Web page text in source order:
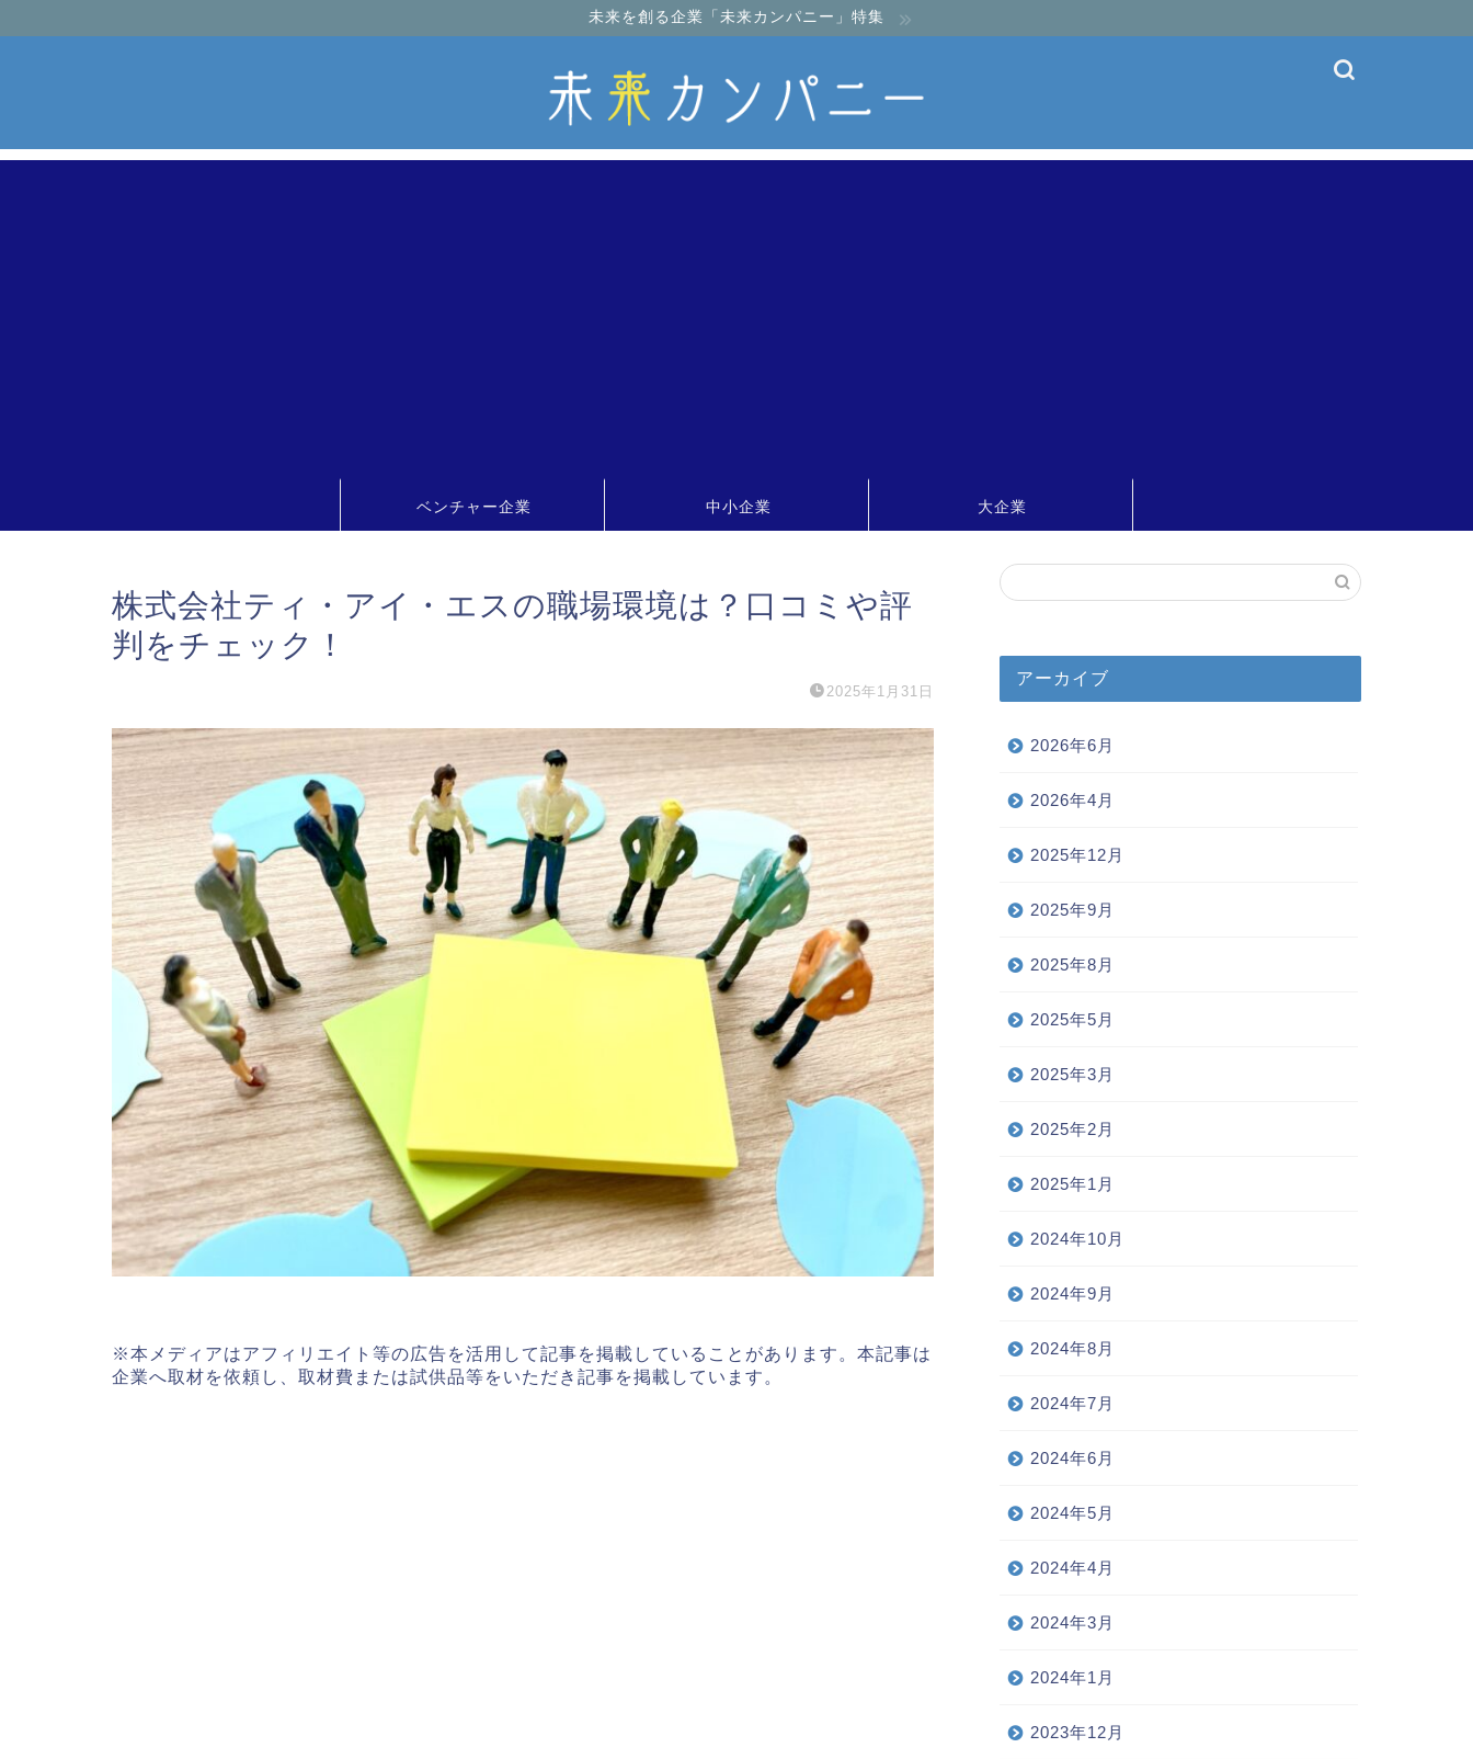
未来を創る企業「未来カンパニー」特集
ベンチャー企業 中小企業 大企業
株式会社ティ・アイ・エスの職場環境は？口コミや評
判をチェック！
2025年1月31日
※本メディアはアフィリエイト等の広告を活用して記事を掲載していることがあります。本記事は
企業へ取材を依頼し、取材費または試供品等をいただき記事を掲載しています。
アーカイブ
2026年6月
2026年4月
2025年12月
2025年9月
2025年8月
2025年5月
2025年3月
2025年2月
2025年1月
2024年10月
2024年9月
2024年8月
2024年7月
2024年6月
2024年5月
2024年4月
2024年3月
2024年1月
2023年12月